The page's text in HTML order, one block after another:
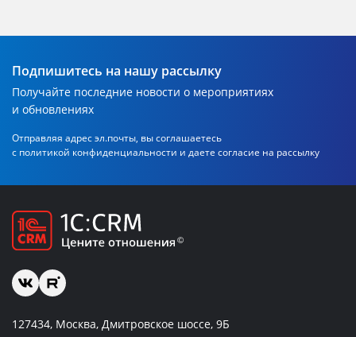
Подпишитесь на нашу рассылку
Получайте последние новости о мероприятиях
и обновлениях
Отправляя адрес эл.почты, вы соглашаетесь
с политикой конфиденциальности и даете согласие на рассылку
127434, Москва, Дмитровское шоссе, 9Б